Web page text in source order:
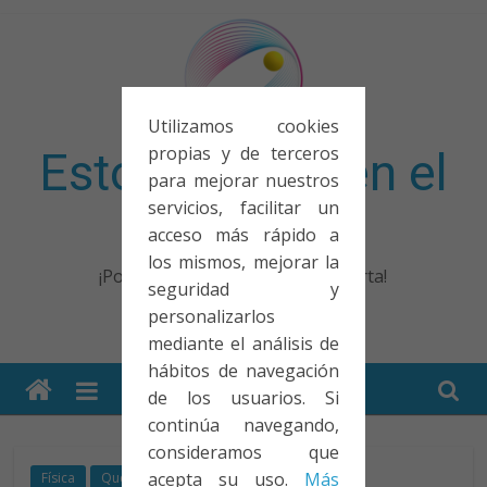
Utilizamos cookies
propias y de terceros
para mejorar nuestros
servicios, facilitar un
acceso más rápido a
los mismos, mejorar la
seguridad y
personalizarlos
mediante el análisis de
hábitos de navegación
de los usuarios. Si
continúa navegando,
consideramos que
acepta su uso. Más
Esto no entra en el
examen
¡Porque no solo el examen importa!
Física Qué guapo! Videos